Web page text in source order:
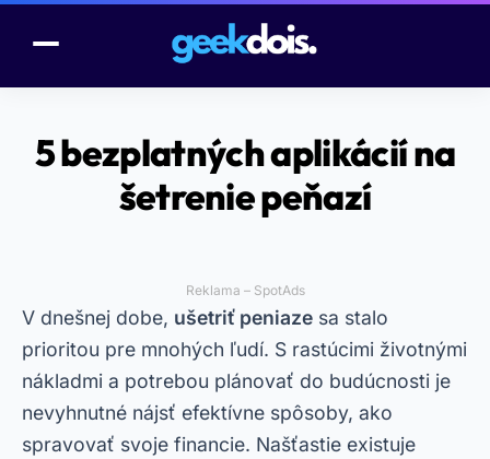
5 bezplatných aplikácií na
šetrenie peňazí
Reklama – SpotAds
V dnešnej dobe, ušetriť peniaze sa stalo
prioritou pre mnohých ľudí. S rastúcimi životnými
nákladmi a potrebou plánovať do budúcnosti je
nevyhnutné nájsť efektívne spôsoby, ako
spravovať svoje financie. Našťastie existuje